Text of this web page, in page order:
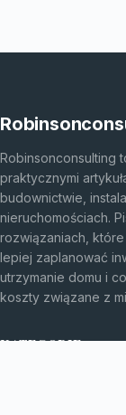
Robinsonconsulting
praktycznymi
budownictwie,
nieruchomościach.
rozwiązaniach,
lepiej zaplanować
utrzymanie domu i
koszty związane z
KATEGORIE